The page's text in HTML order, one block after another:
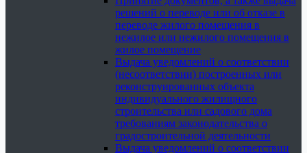
решений о переводе или об отказе в
переводе жилого помещения в
нежилое или нежилого помещения в
жилое помещение
Выдача уведомлений о соответствии
(несоответствии) построенных или
реконструированных объекта
индивидуального жилищного
строительства или садового дома
требованиям законодательства о
градостроительной деятельности
Выдача уведомлений о соответствии